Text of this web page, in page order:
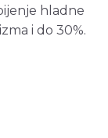
hladne
i do 30%.